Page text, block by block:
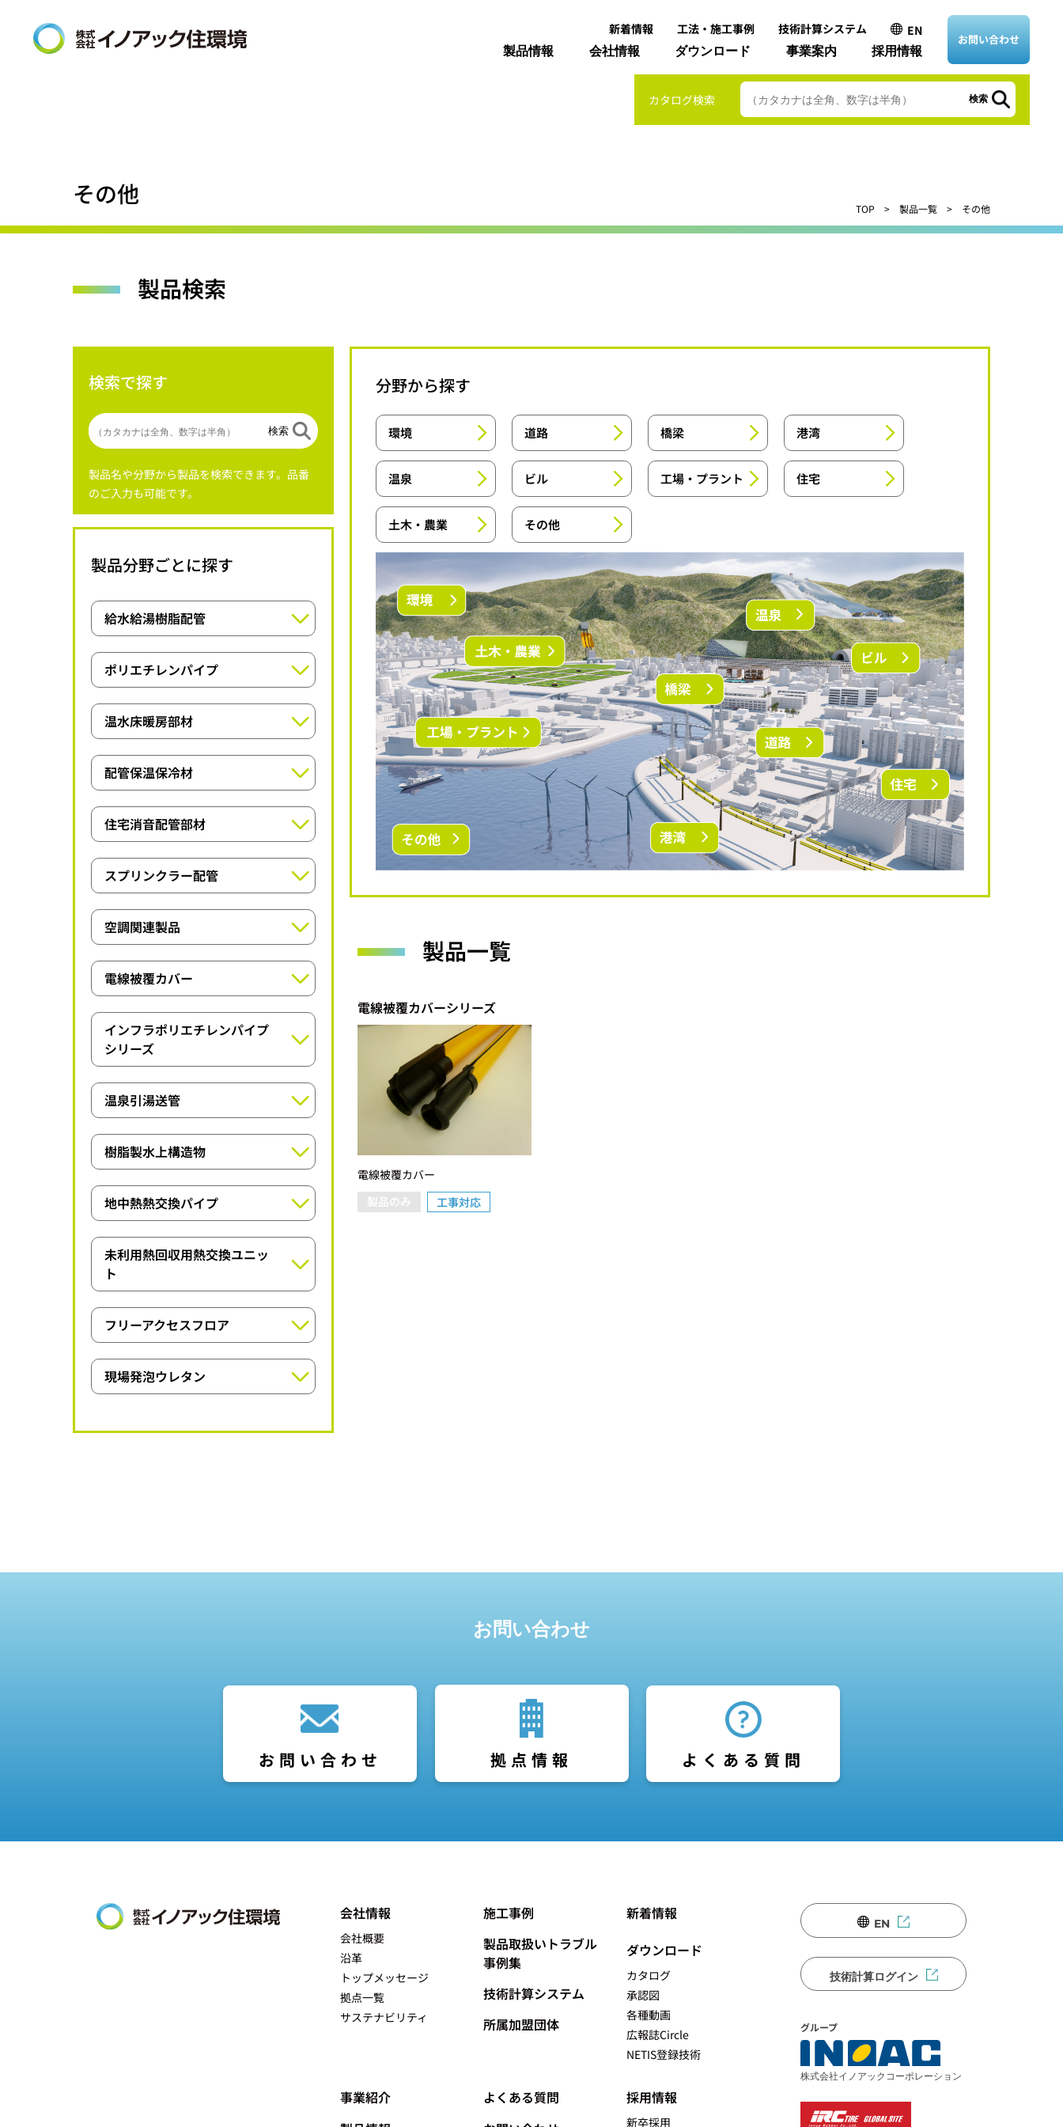
新着情報 工法・施工事例 技術計算システム EN
製品情報 会社情報 ダウンロード 事業案内 採用情報
お問い合わせ
カタログ検索 検索
その他 TOP 製品一覧 その他
製品検索
検索で探す
検索
製品名や分野から製品を検索できます。品番
のご入力も可能です。
製品分野ごとに探す
給水給湯樹脂配管
オユポリ・オユポリチューブシリーズ
オユポリPBシリーズ
オユポリEF・PBHFシステムシリーズ
オユポリMPシリーズ
ポリエチレンパイプ
水道用ポリエチレンパイプシリーズ
温水床暖房部材
温水暖房用架橋ポリエチレンパイプシリ
太陽熱温水器用二層架橋ポリエチレンパ
イプシリーズ
コンクリート埋込床暖用架橋ポリエチレ
ンパイプシリーズ
配管保温保冷材
パイプガードシリーズ
屋内外用保温保冷材シリーズ
難燃保温保冷材シリーズ
耐熱保温保冷材シリーズ
肉厚保温保冷材シリーズ
ライトチューブシリーズ
ライトジョイントシリーズ
住宅消音配管部材
住宅内排水消音配管部材
スプリンクラー配管
一般建築用消防スプリンクラー配管
空調関連製品
アイポチューブAシリーズ
ドレンホースLIGHTⅡ・SFシリーズ
クリーンダクトシリーズ
イチジカン耐火パックシリーズ
電線被覆カバー
電線被覆カバーシリーズ
インフラポリエチレンパイプ
シリーズ
アイポリーブロードパイプシリーズ
温泉引湯送管
ホットペックスパイプ
ヒートフレックスパイプ
樹脂製水上構造物
アイポリーアクアフロート工法
地中熱熱交換パイプ
U-ポリパイシリーズ
未利用熱回収用熱交換ユニッ
ト
未利用熱回収用熱交換ユニットシリーズ
フリーアクセスフロア
NP3000Nシリーズ
現場発泡ウレタン
分野から探す
環境 道路 橋梁 港湾
温泉 ビル 工場・プラント 住宅
土木・農業 その他
製品一覧
電線被覆カバーシリーズ
電線被覆カバー
製品のみ
工事対応
お問い合わせ
お問い合わせ 拠点情報 よくある質問
会社情報
会社概要
沿革
トップメッセージ
拠点一覧
サステナビリティ
施工事例
製品取扱いトラブル
事例集
技術計算システム
所属加盟団体
新着情報
ダウンロード
カタログ
承認図
各種動画
広報誌Circle
NETIS登録技術
事業紹介
よくある質問
採用情報
新卒採用
EN
技術計算ログイン
グループ
株式会社イノアックコーポレーション